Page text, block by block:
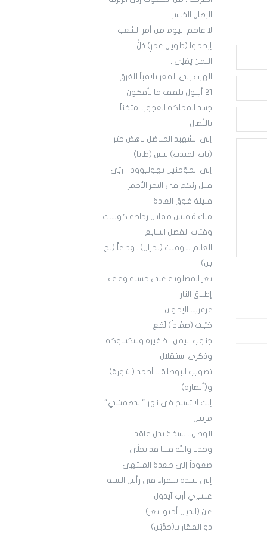
الرهان الخاسر
لا عاصم اليوم من أمر الشعب
إرحموا (طويل عمرٍ) ذَلّْ
اليمن يُمْلِي..
الهرب إلى القعر تلافياً للغرق
21 أيلول تلقف ما يأفكون
جسد المملكة العجوز.. مثخناً
بالنِّصال
إلى الشهيد المناضل ناهض حتر
(باب المندب) ليس (طابا)
إلى المؤمنين بهوليوود .. ربِّي
قتل ربَّكم في البحر الأحمر
قبيلة فوق العادة
ملك مُفلس مقابل زجاجة كونياك
وفيَّات الفصل السابع
العالم بتوقيت (نجران).. وداعاً (بج
بن)
تعز المصلوبة على خشبة وقف
إطلاق النار
غرغرينا الإخوان
خيَّلت (صمَّاداً) لَمَع
جنوب اليمن.. ضفيرة وسكسوكة
وذكرى استقلال
تصويب البوصلة .. أحمد (الثورة)
و(أنصاره)
إنك لا تسبح في نهر "الدهمشي"
مرتين
الوطن.. نسخة بدل فاقد
وحدنا والله فينا قد تجلّى
صعوداً إلى صعدة المنتهى
إلى سيدة شقراء في رأس السنة
عسيري أرب آيدول
عن (الذين أحبوا تعز)
ذو الفقار بـ(حَدَّيْن)